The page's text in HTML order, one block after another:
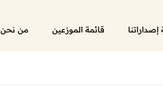
إصداراتنا قائمة الموزعين من نحن